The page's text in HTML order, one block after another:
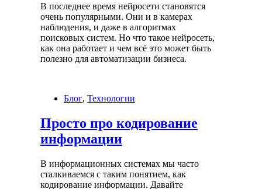
В последнее время нейросети становятся
очень популярными. Они и в камерах
наблюдения, и даже в алгоритмах
поисковых систем. Но что такое нейросеть,
как она работает и чем всё это может быть
полезно для автоматизации бизнеса.
Блог, Технологии
Просто про кодирование
информации
В информационных системах мы часто
сталкиваемся с таким понятием, как
кодирование информации. Давайте